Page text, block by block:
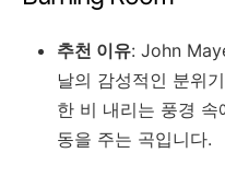
추천 이유: John
날의 감성적인 분위
한 비 내리는 풍경
동을 주는 곡입니다.